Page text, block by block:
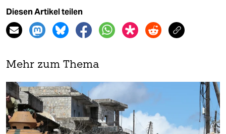
Diesen Artikel teilen
Mehr zum Thema